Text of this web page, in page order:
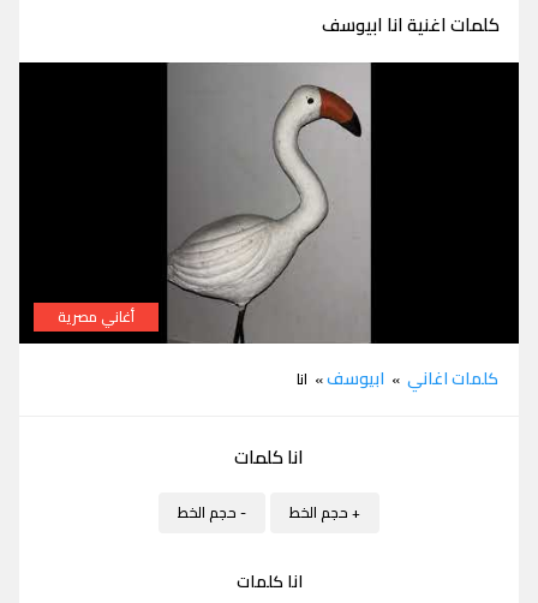
كلمات اغنية انا ابيوسف
أغاني مصرية
كلمات اغاني » ابيوسف» انا
انا كلمات
+ حجم الخط - حجم الخط
انا كلمات